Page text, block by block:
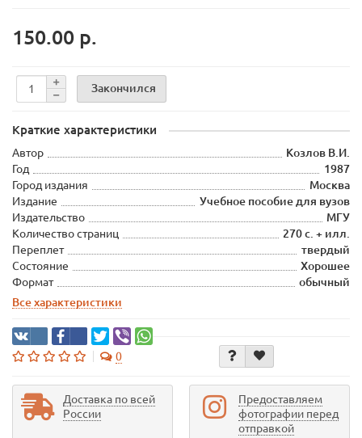
150.00 р.
Закончился
Краткие характеристики
Автор
Козлов В.И.
Год
1987
Город издания
Москва
Издание
Учебное пособие для вузов
Издательство
МГУ
Количество страниц
270 с. + илл.
Переплет
твердый
Состояние
Хорошее
Формат
обычный
Все характеристики
0
Доставка по всей
России
Предоставляем
фотографии перед
отправкой